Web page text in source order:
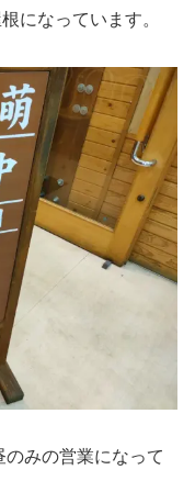
になっています。
みの営業になって